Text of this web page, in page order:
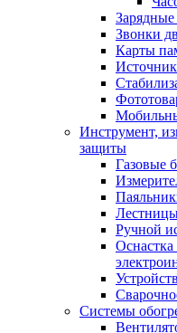
Зарядные
Звонки
Карты
Инструмент,
защиты
Газовые
Ручной
Оснастка
Системы